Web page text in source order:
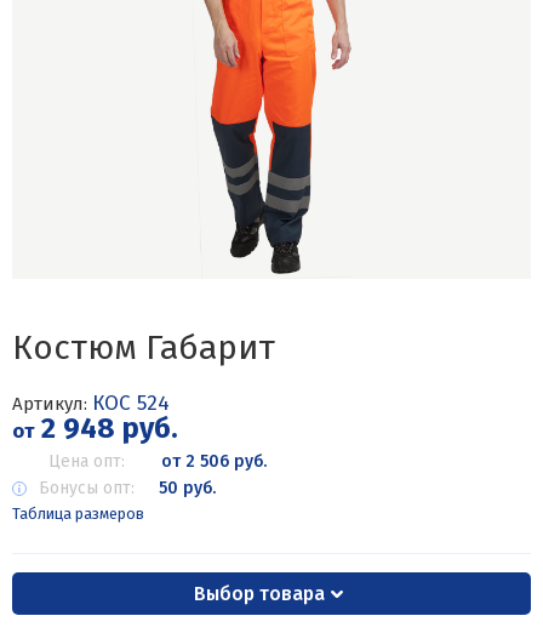
Костюм Габарит
Артикул: КОС 524
от2 948 руб.
Цена опт:
от 2 506 руб.
Бонусы опт:
50 руб.
Таблица размеров
Выбор товара